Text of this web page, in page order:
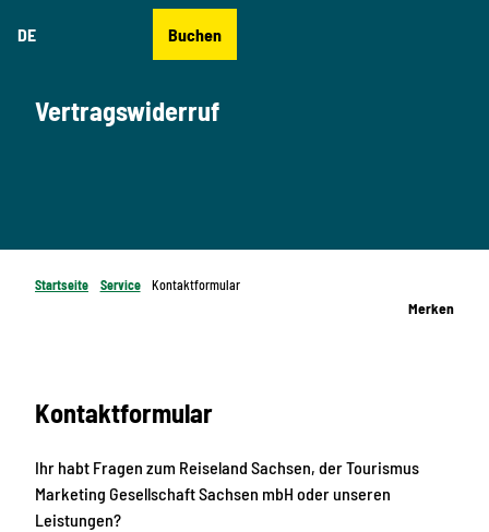
DE Buchen
Vertragswiderruf
Startseite Service Kontaktformular
Merken
Kontaktformular
Ihr habt Fragen zum Reiseland Sachsen, der Tourismus
Marketing Gesellschaft Sachsen mbH oder unseren
Leistungen?